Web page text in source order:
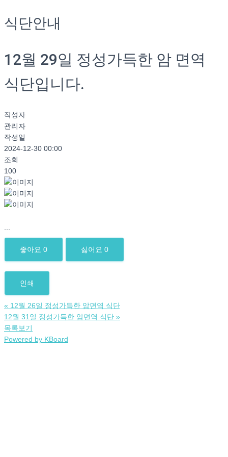
식단안내
12월 29일 정성가득한 암 면역
식단입니다.
작성자
관리자
작성일
2024-12-30 00:00
조회
100
좋아요 0 싫어요 0
인쇄
« 12월 26일 정성가득한 암면역 식단
12월 31일 정성가득한 암면역 식단 »
목록보기
Powered by KBoard